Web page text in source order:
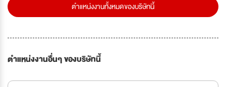
ตำแหน่งงานทั้งหมดของบริษัทนี้
ตำแหน่งงานอื่นๆ ของบริษัทนี้